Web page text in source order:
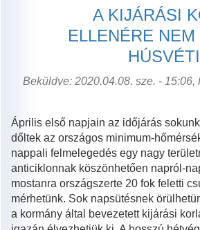
és
az
időjárás
tartalommal
A KIJÁRÁSI
ELLENÉRE
Beküldve: 2020.04.08. sze. - 15:06,
Április első napjain az időjárás
dőltek az országos minimum-
nappali felmelegedés egy nagy
anticiklonnak köszönhetően napról-
mostanra országszerte 20 fok feletti
mérhetünk. Sok napsütésnek
a kormány által bevezetett kijárási